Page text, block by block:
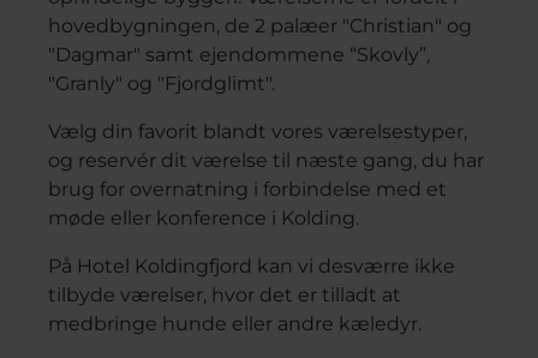
hovedbygningen, de 2 palæer "Christian" og
"Dagmar" samt ejendommene “Skovly”,
"Granly" og "Fjordglimt".
Vælg din favorit blandt vores værelsestyper,
og reservér dit værelse til næste gang, du har
brug for overnatning i forbindelse med et
møde eller konference i Kolding.
På Hotel Koldingfjord kan vi desværre ikke
tilbyde værelser, hvor det er tilladt at
medbringe hunde eller andre kæledyr.